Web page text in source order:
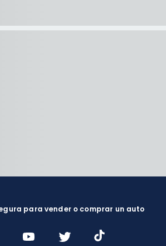
para vender o comprar un auto